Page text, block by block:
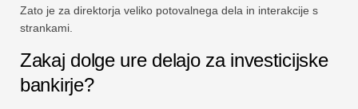
Zato je za direktorja veliko potovalnega dela in interakcije s
strankami.
Zakaj dolge ure delajo za investicijske
bankirje?